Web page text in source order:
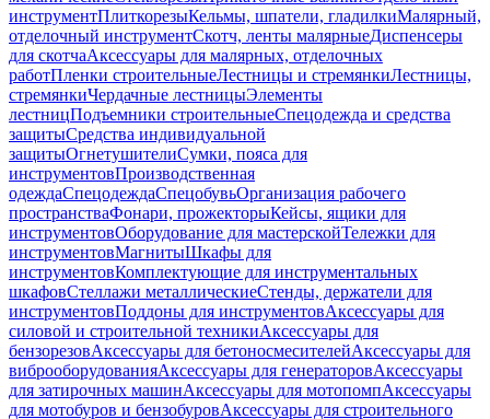
инструментПлиткорезыКельмы, шпатели, гладилкиМалярный,
отделочный инструментСкотч, ленты малярныеДиспенсеры
для скотчаАксессуары для малярных, отделочных
работПленки строительныеЛестницы и стремянкиЛестницы,
стремянкиЧердачные лестницыЭлементы
лестницПодъемники строительныеСпецодежда и средства
защитыСредства индивидуальной
защитыОгнетушителиСумки, пояса для
инструментовПроизводственная
одеждаСпецодеждаСпецобувьОрганизация рабочего
пространстваФонари, прожекторыКейсы, ящики для
инструментовОборудование для мастерскойТележки для
инструментовМагнитыШкафы для
инструментовКомплектующие для инструментальных
шкафовСтеллажи металлическиеСтенды, держатели для
инструментовПоддоны для инструментовАксессуары для
силовой и строительной техникиАксессуары для
бензорезовАксессуары для бетоносмесителейАксессуары для
виброоборудованияАксессуары для генераторовАксессуары
для затирочных машинАксессуары для мотопомпАксессуары
для мотобуров и бензобуровАксессуары для строительного